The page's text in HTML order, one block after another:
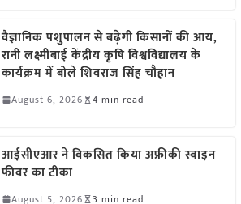
वैज्ञानिक पशुपालन से बढ़ेगी किसानों की आय,
रानी लक्ष्मीबाई केंद्रीय कृषि विश्वविद्यालय के
कार्यक्रम में बोले शिवराज सिंह चौहान
August 6, 2026 4 min read
आईसीएआर ने विकसित किया अफ्रीकी स्वाइन
फीवर का टीका
August 5, 2026 3 min read